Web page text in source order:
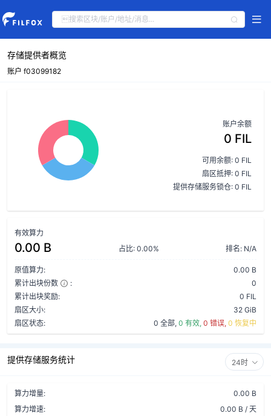
存储提供者概览
账户 f03099182
账户余额
0 FIL
可用余额: 0 FIL
扇区抵押: 0 FIL
提供存储服务锁仓: 0 FIL
有效算力
0.00 B 占比: 0.00% 排名: N/A
原值算力:
0.00 B
累计出块份数
:
0
累计出块奖励:
0 FIL
扇区大小:
32 GiB
扇区状态:
0 全部, 0 有效, 0 错误, 0 恢复中
提供存储服务统计 24时
算力增量:
0.00 B
算力增速:
0.00 B / 天